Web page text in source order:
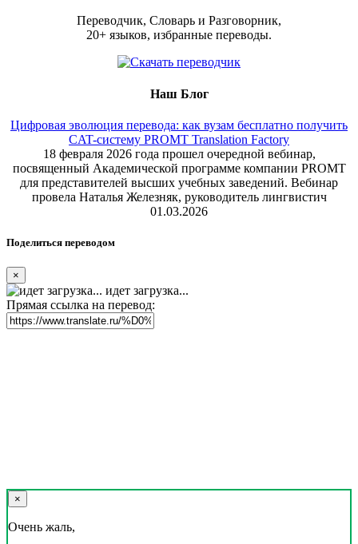
Переводчик, Словарь и Разговорник,
20+ языков, избранные переводы.
Наш Блог
Цифровая эволюция перевода: как вузам бесплатно получить
CAT-систему PROMT Translation Factory
18 февраля 2026 года прошел очередной вебинар,
посвященный Академической программе компании PROMT
для представителей высших учебных заведений. Вебинар
провела Наталья Железняк, руководитель лингвистич
01.03.2026
Поделиться переводом
×
идет загрузка...
Прямая ссылка на перевод:
×
Очень жаль,